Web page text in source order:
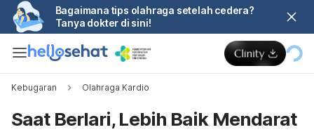
Bagaimana tips olahraga setelah cedera?
Tanya dokter di sini!
Kebugaran Olahraga Kardio
Saat Berlari, Lebih Baik Mendarat